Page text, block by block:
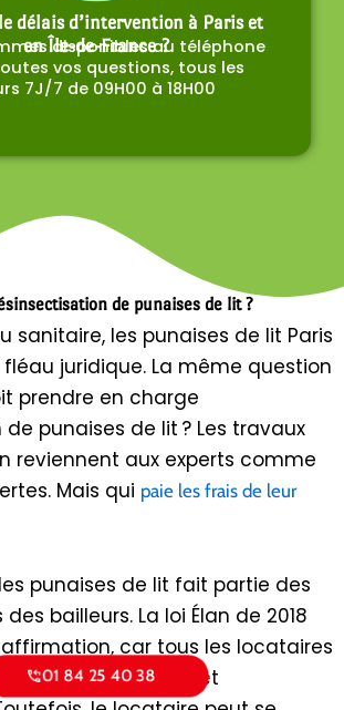
délais d’intervention à Paris et
en Île-de-France ?
disponibles au téléphone
vos questions, tous les
7J/7 de 09H00 à 18H00
de punaises de lit ?
sanitaire, les punaises de lit Paris
juridique. La même question
prendre en charge
de punaises de lit ? Les travaux
reviennent aux experts comme
Mais qui paie les frais de leur
punaises de lit fait partie des
bailleurs. La loi Élan de 2018
car tous les locataires
propres et
01 84 25 40 38